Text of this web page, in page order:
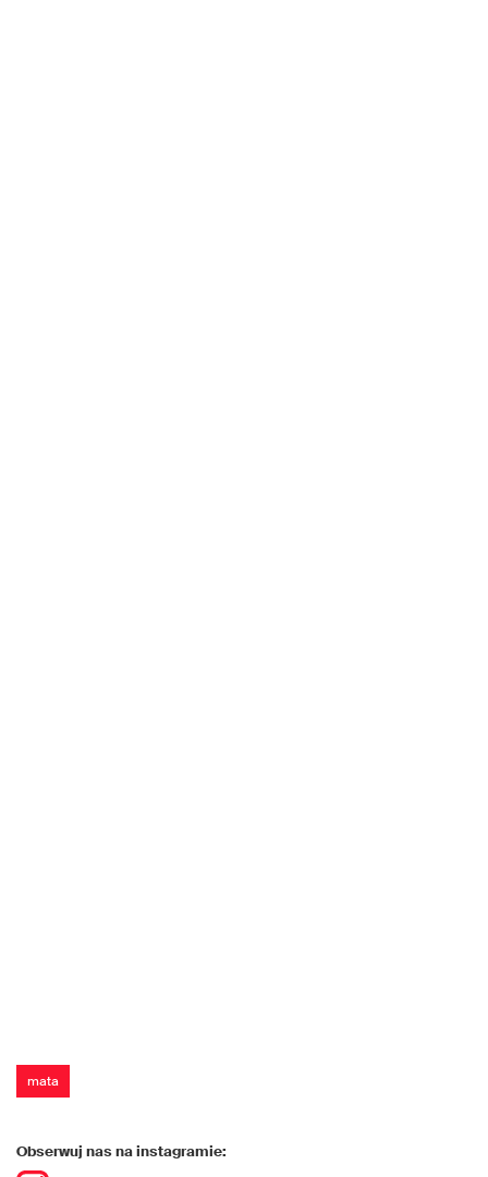
mata
Obserwuj nas na instagramie: